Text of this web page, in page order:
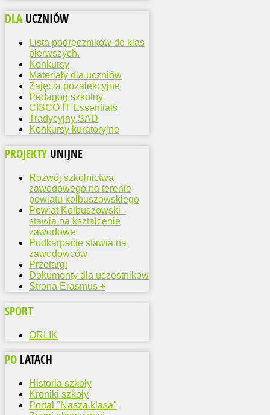
DLA UCZNIÓW
Lista podręczników do klas
pierwszych.
Konkursy
Materiały dla uczniów
Zajęcia pozalekcyjne
Pedagog szkolny
CISCO IT Essentials
Tradycyjny SAD
Konkursy kuratoryjne
PROJEKTY UNIJNE
Rozwój szkolnictwa
zawodowego na terenie
powiatu kolbuszowskiego
Powiat Kolbuszowski -
stawia na ksztalcenie
zawodowe
Podkarpacie stawia na
zawodowców
Przetargi
Dokumenty dla uczestników
Strona Erasmus +
SPORT
ORLIK
PO LATACH
Historia szkoły
Kroniki szkoły
Portal "Nasza klasa"